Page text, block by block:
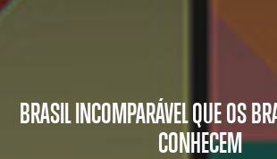
BRASIL INCOMPARÁVEL QUE OS
CONHECEM